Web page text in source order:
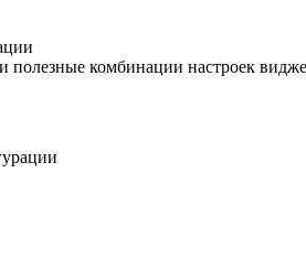
полезные комбинации настроек